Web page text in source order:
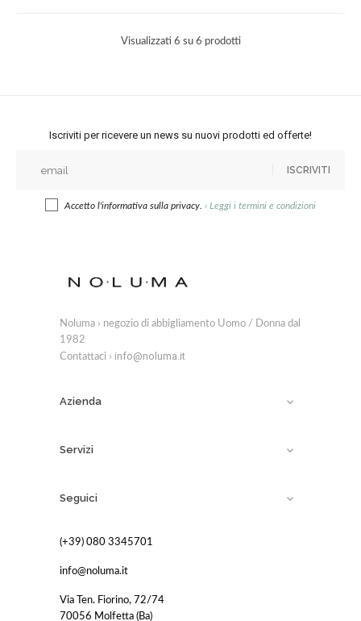
Visualizzati 6 su 6 prodotti
Iscriviti per ricevere un news su nuovi prodotti ed offerte!
ISCRIVITI
Accetto l'informativa sulla privacy. › Leggi i termini e condizioni
Noluma › negozio di abbigliamento Uomo / Donna dal
1982
Contattaci › info@noluma.it
Azienda 
Servizi 
Seguici 
(+39) 080 3345701
info@noluma.it
Via Ten. Fiorino, 72/74
70056 Molfetta (Ba)